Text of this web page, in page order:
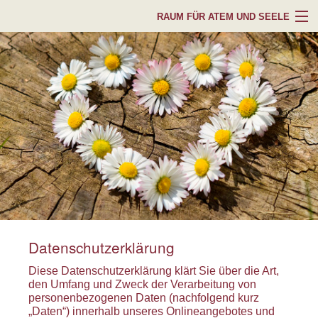
RAUM FÜR ATEM UND SEELE
Über mich
Atemtherapie
Psychotherapie
Angebote und Preise
Erfahrungsberichte
Datenschutzerklärung
Diese Datenschutzerklärung klärt Sie über die Art,
den Umfang und Zweck der Verarbeitung von
personenbezogenen Daten (nachfolgend kurz
„Daten“) innerhalb unseres Onlineangebotes und